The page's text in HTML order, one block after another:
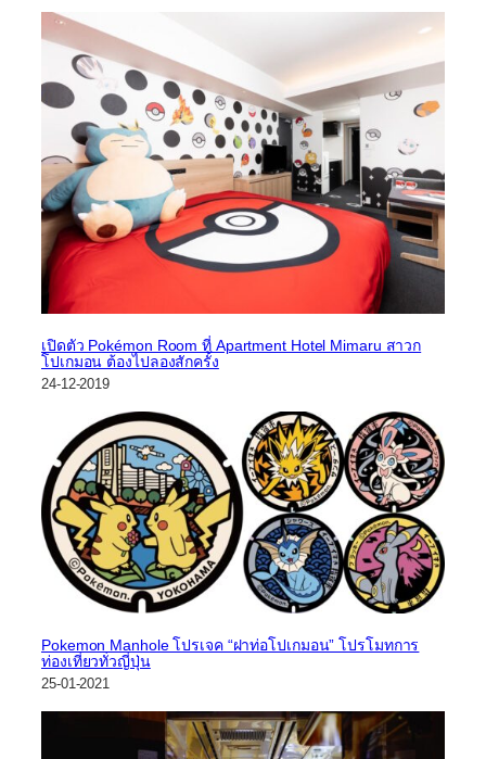
เปิดตัว Pokémon Room ที่ Apartment Hotel Mimaru สาวก
โปเกมอน ต้องไปลองสักครั้ง
24-12-2019
Pokemon Manhole โปรเจค “ฝาท่อโปเกมอน” โปรโมทการ
ท่องเที่ยวทั่วญี่ปุ่น
25-01-2021